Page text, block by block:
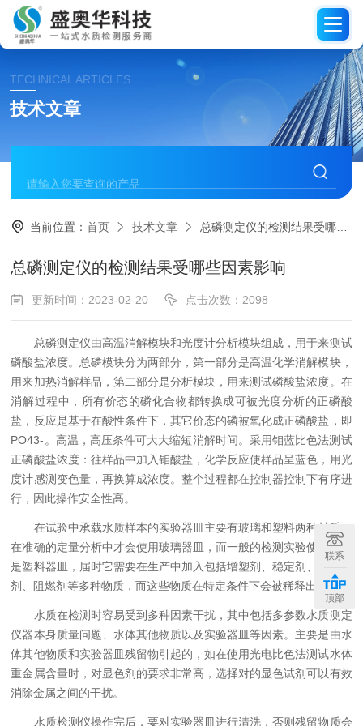
TECHNICAL ARTICLES
技术文章
当前位置：首页 技术文章 总磷测定仪的检测结果受哪些因素影响
总磷测定仪的检测结果受哪些因素影响
更新时间：2023-02-20 点击次数：2098
总磷测定仪由高温消解模块和光度计分析模块组成，用于来测试
磷酸盐浓度。总磷模块分为两部分，第一部分是高温化学消解模块，
用来加热消解样品，第二部分是分析模块，用来测试磷酸盐浓度。在
消解过程中，所有价态的磷化合物都转换成可被光度分析的正磷酸
盐，反应是基于在酸性条件下，其它价态的磷被氧化成正磷酸盐，即
PO43-。高温，高压条件可大大缩短消解时间。采用钼蓝比色法测试
正磷酸盐浓度：往样品中加入钼酸盐，化学反应使样品呈蓝色，用光
度计感测变色量，再换算成浓度。整个过程都在控制器控制下有序进
行，因此操作安全性高。
在试验中承载水质样本的实验器皿主要有玻璃和塑料两种材质，
在准确的定量分析中才会使用玻璃器皿，而一般的检测实验使用的都
是塑料器皿，届时它需要在生产中加入包括增塑剂、稳定剂、抗氧化
剂、阻燃剂等多种物质，而这些物质在特定条件下会被稀释出来。
水质在检测时容易受到多种因素干扰，其中包括多参数水质测定
仪器本身质量问题、水体其他物质以及实验器皿等因素。主要是由水
体其他物质和实验器皿残留物引起的，如在使用光电比色法测试水体
重金属含量时，对显色剂的要求非常高，选择对的显色试剂可以有效
消除金属之间的干扰。
水质检测仪操作完后，要对实验器皿进行清洗，否则残留物质会
联系
顶部